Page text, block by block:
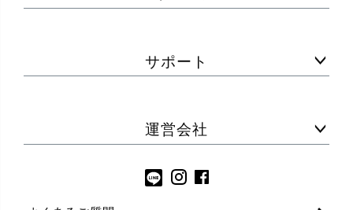
サポート
運営会社